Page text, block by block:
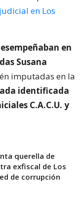
en Los
en
Susana
imputadas en la
identificada
C.A.C.U. y
querella de
exfiscal de Los
de corrupción